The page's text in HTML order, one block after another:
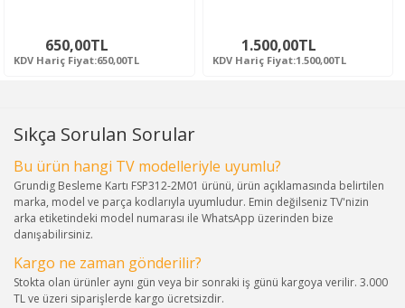
650,00TL
KDV Hariç Fiyat:650,00TL
1.500,00TL
KDV Hariç Fiyat:1.500,00TL
Sıkça Sorulan Sorular
Bu ürün hangi TV modelleriyle uyumlu?
Grundig Besleme Kartı FSP312-2M01 ürünü, ürün açıklamasında belirtilen
marka, model ve parça kodlarıyla uyumludur. Emin değilseniz TV'nizin
arka etiketindeki model numarası ile WhatsApp üzerinden bize
danışabilirsiniz.
Kargo ne zaman gönderilir?
Stokta olan ürünler aynı gün veya bir sonraki iş günü kargoya verilir. 3.000
TL ve üzeri siparişlerde kargo ücretsizdir.